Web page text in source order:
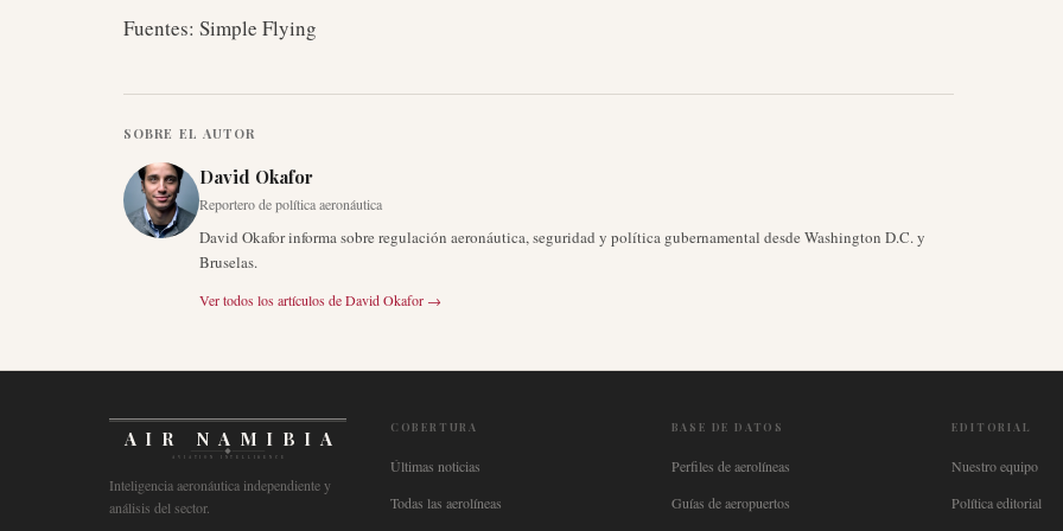
Fuentes: Simple Flying
SOBRE EL AUTOR
David Okafor
Reportero de política aeronáutica
David Okafor informa sobre regulación aeronáutica, seguridad y política gubernamental desde Washington D.C. y
Bruselas.
Ver todos los artículos deDavid Okafor →
AIR NAMIBIA
AVIATION INTELLIGENCE
Inteligencia aeronáutica independiente y
análisis del sector.
COBERTURA
Últimas noticias
Todas las aerolíneas
BASE DE DATOS
Perfiles de aerolíneas
Guías de aeropuertos
EDITORIAL
Nuestro equipo
Política editorial